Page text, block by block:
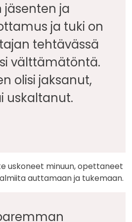
jäsenten ja
ja tuki on
tehtävässä
välttämätöntä.
olisi jaksanut,
uskaltanut.
uskoneet minuun, opettaneet
auttamaan ja tukemaan.